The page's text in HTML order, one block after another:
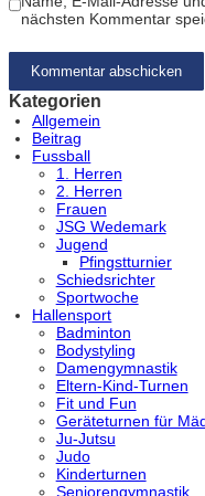
nächsten Kommentar
Kategorien
Allgemein
Beitrag
Fussball
1. Herren
2. Herren
Frauen
JSG Wedemark
Jugend
Pfingstturnier
Schiedsrichter
Sportwoche
Hallensport
Badminton
Bodystyling
Damengymnastik
Eltern-Kind-Turnen
Fit und Fun
Geräteturnen für
Ju-Jutsu
Judo
Kinderturnen
Seniorengymnastik